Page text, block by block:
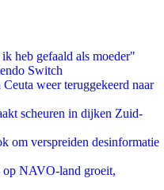
heb gefaald als moeder"
Switch
weer teruggekeerd naar
scheuren in dijken Zuid-
om verspreiden desinformatie
op NAVO-land groeit,